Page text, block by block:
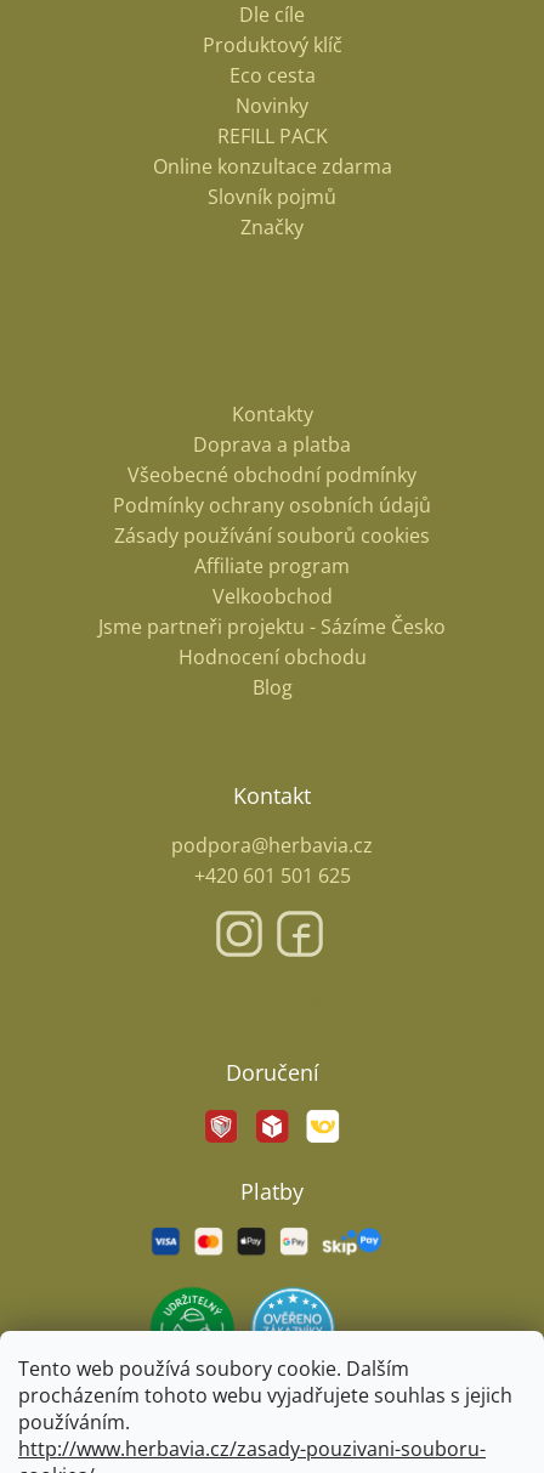
Tento web používá soubory cookie. Dalším
procházením tohoto webu vyjadřujete souhlas s jejich
používáním.
http://www.herbavia.cz/zasady-pouzivani-souboru-
Dle cíle
Produktový klíč
Eco cesta
Novinky
REFILL PACK
Online konzultace zdarma
Slovník pojmů
Značky
Kontakty
Doprava a platba
Všeobecné obchodní podmínky
Podmínky ochrany osobních údajů
Zásady používání souborů cookies
Affiliate program
Velkoobchod
Jsme partneři projektu - Sázíme Česko
Hodnocení obchodu
Blog
Kontakt
podpora@herbavia.cz
+420 601 501 625
Doručení
Platby